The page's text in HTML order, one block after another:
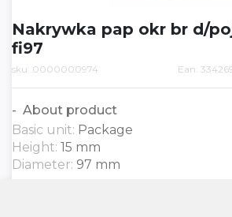
Nakrywka pap okr br d/
fi97
sku: 0000000974 Ean:
About product
Basic unit: Package
Height: 15 mm
Diameter: 97 mm